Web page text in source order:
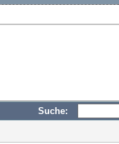
Suche: